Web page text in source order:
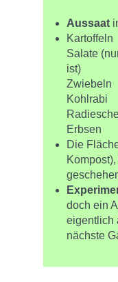
Aussaat
Kartoffeln
Salate
ist)
Zwiebeln
Kohlrabi
Erbsen
Die
doch ein
eigentlich
nächste